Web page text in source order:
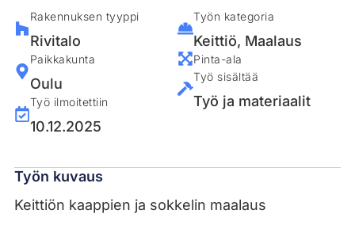
Rakennuksen tyyppi
Rivitalo
Paikkakunta
Oulu
Työ ilmoitettiin
10.12.2025
Työn kategoria
Keittiö, Maalaus
Pinta-ala
Työ sisältää
Työ ja materiaalit
Työn kuvaus
Keittiön kaappien ja sokkelin maalaus